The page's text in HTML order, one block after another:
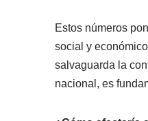
Estos números
social y
salvaguarda la
nacional, es